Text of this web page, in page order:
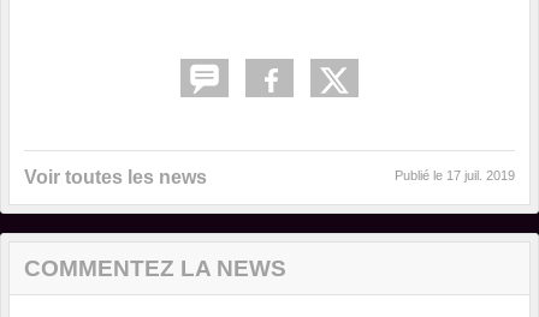
Voir toutes les news Publié le 17 juil. 2019
COMMENTEZ LA NEWS